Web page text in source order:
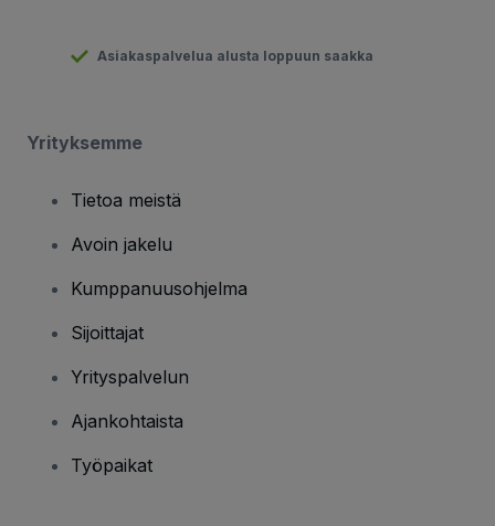
Asiakaspalvelua alusta loppuun saakka
Yrityksemme
Tietoa meistä
Avoin jakelu
Kumppanuusohjelma
Sijoittajat
Yrityspalvelun
Ajankohtaista
Työpaikat